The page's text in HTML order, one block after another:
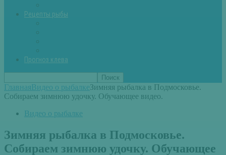
Рецепты рыбы
Прогноз клева
ГлавнаяВидео о рыбалкеЗимняя рыбалка в Подмосковье.
Собираем зимнюю удочку. Обучающее видео.
Видео о рыбалке
Зимняя рыбалка в Подмосковье.
Собираем зимнюю удочку. Обучающее